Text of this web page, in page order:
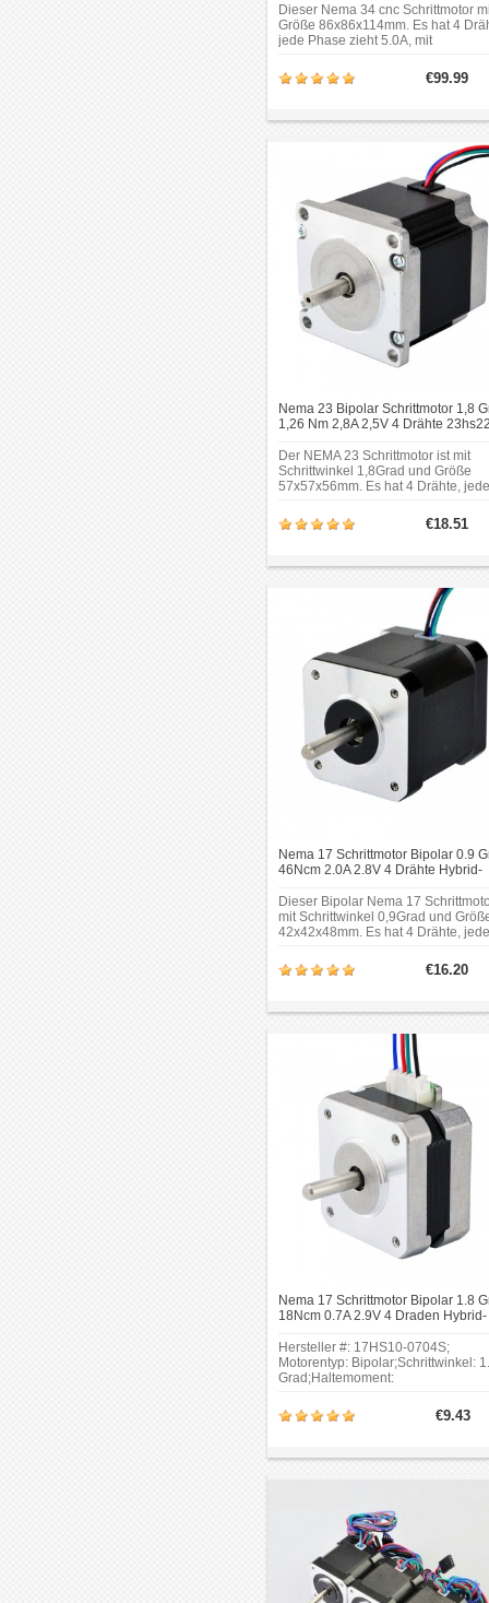
Dieser Nema 34 cnc Schrittmotor
Größe 86x86x114mm. Es hat 4
jede Phase zieht 5.0A, mit
Hinten-Schaft kann Encoder,
oder Gleiches
86mm;Körper Länge:
Φ14mm;Länge desVorderen
37mm;Doppel-D-Schnittlänge:
€99.99
Nema 23 Bipolar Schrittmotor 1,8
1,26 Nm 2,8A 2,5V 4 Drähte
Der NEMA 23 Schrittmotor ist mit
Schrittwinkel 1,8Grad und Größe
57x57x56mm. Es hat 4 Drähte, jede
1.2Nm.Es kann in einer Vielzahl
Anwendungen eingesetzt werden,
erfordern.Rahmengröße: 57 x
56mm;Wellendurchmesser:
Φ6.35mm;Schaftlänge: 21mm.
€18.51
Nema 17 Schrittmotor Bipolar 0.9
46Ncm 2.0A 2.8V 4 Drähte Hybrid-
Dieser Bipolar Nema 17
mit Schrittwinkel 0,9Grad und
42x42x48mm. Es hat 4 Drähte, jede
Haltemoment 46Ncm
(65.1oz.in).Rahmengröße: 42 x
48mm;Schaftdurchmesser:
Schnittlänge: 15mm.
€16.20
Nema 17 Schrittmotor Bipolar 1.8
18Ncm 0.7A 2.9V 4 Draden Hybrid-
Hersteller #: 17HS10-0704S;
Motorentyp: Bipolar;Schrittwinkel:
Grad;Haltemoment:
0.7A;Stromspannung: 2.9V;
Rahmengröße: 42 x 42mm; Körper
Φ5mm.Rahmengröße: 42 x
€9.43